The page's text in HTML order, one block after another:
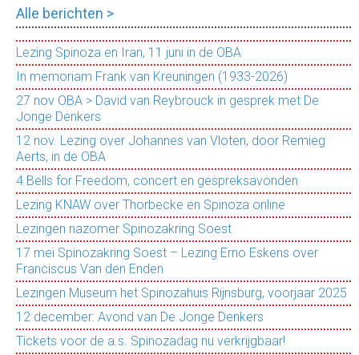
Alle berichten >
Lezing Spinoza en Iran, 11 juni in de OBA
In memoriam Frank van Kreuningen (1933-2026)
27 nov OBA > David van Reybrouck in gesprek met De
Jonge Denkers
12 nov. Lezing over Johannes van Vloten, door Remieg
Aerts, in de OBA
4 Bells for Freedom, concert en gespreksavonden
Lezing KNAW over Thorbecke en Spinoza online
Lezingen nazomer Spinozakring Soest
17 mei Spinozakring Soest – Lezing Erno Eskens over
Franciscus Van den Enden
Lezingen Museum het Spinozahuis Rijnsburg, voorjaar 2025
12 december: Avond van De Jonge Denkers
Tickets voor de a.s. Spinozadag nu verkrijgbaar!